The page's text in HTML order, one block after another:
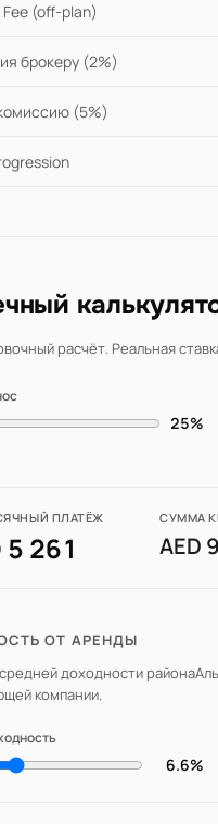
(off-plan)
брокеру (2%)
(5%)
расчёт. Реальная
25%
ПЛАТЁЖ
5 261
СУММА
AED
ОТ АРЕНДЫ
доходности района
компании.
6.6%